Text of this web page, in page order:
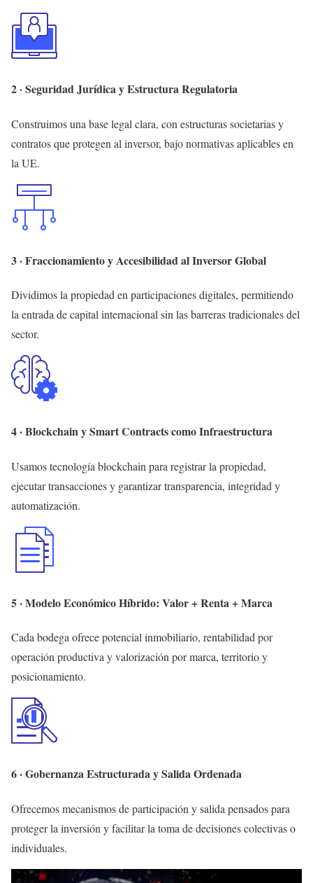
2 · Seguridad Jurídica y Estructura Regulatoria
Construimos una base legal clara, con estructuras societarias y
contratos que protegen al inversor, bajo normativas aplicables en
la UE.
3 · Fraccionamiento y Accesibilidad al Inversor Global
Dividimos la propiedad en participaciones digitales, permitiendo
la entrada de capital internacional sin las barreras tradicionales del
sector.
4 · Blockchain y Smart Contracts como Infraestructura
Usamos tecnología blockchain para registrar la propiedad,
ejecutar transacciones y garantizar transparencia, integridad y
automatización.
5 · Modelo Económico Híbrido: Valor + Renta + Marca
Cada bodega ofrece potencial inmobiliario, rentabilidad por
operación productiva y valorización por marca, territorio y
posicionamiento.
6 · Gobernanza Estructurada y Salida Ordenada
Ofrecemos mecanismos de participación y salida pensados para
proteger la inversión y facilitar la toma de decisiones colectivas o
individuales.